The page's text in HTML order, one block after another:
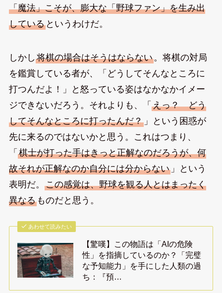
「魔法」こそが、膨大な「野球ファン」を生み出
しているというわけだ。
しかし 将棋の場合はそうはならない。将棋の対局
を鑑賞している者が、「どうしてそんなところに
打つんだよ！」と怒っている姿はなかなかイメー
ジできないだろう。それよりも、「 えっ？ どう
してそんなところに打ったんだ？」という困惑が
先に来るのではないかと思う。これはつまり、
「 棋士が打った手はきっと正解なのだろうが、何
故それが正解なのか自分には分からない」という
表明だ。 この感覚は、野球を観る人とはまったく
異なるものだと思う。
あわせて読みたい
【驚嘆】この物語は「AIの危険
性」を指摘しているのか？「完璧
な予知能力」を手にした人類の過
ち：『預…